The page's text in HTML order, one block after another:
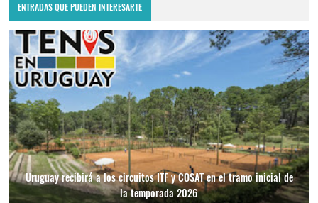
ENTRADAS QUE PUEDEN INTERESARTE
Uruguay recibirá a los circuitos ITF y COSAT en el tramo inicial de
la temporada 2026